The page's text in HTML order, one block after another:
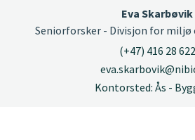
Eva Skarbøvik
Seniorforsker - Divisjon for miljø
(+47) 416 28 622
Kontorsted: Ås -